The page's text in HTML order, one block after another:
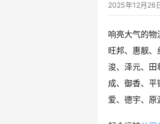
2025年12月26
响亮大气的物
旺邦、惠靓
浚、泽元、
成、御香、
爱、德宇、原